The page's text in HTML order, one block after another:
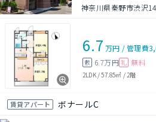
神奈川県秦野市渋沢
6.7 万円 /管理費
敷 6.7万円 礼 無料
2LDK/57.85㎡ / 2階
賃貸アパート ボナールC